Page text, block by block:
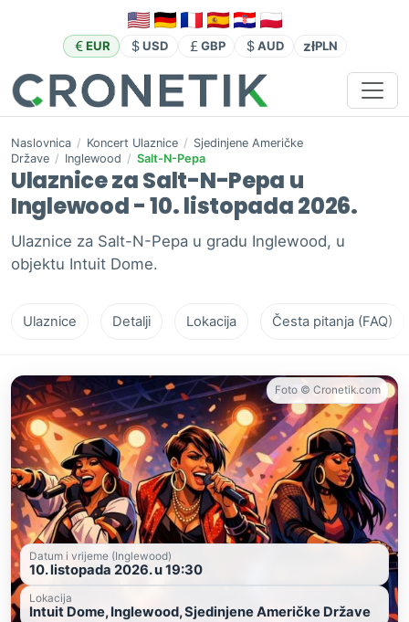
EUR USD GBP AUD złPLN
Naslovnica / Koncert Ulaznice / Sjedinjene Američke
Države / Inglewood / Salt-N-Pepa
Ulaznice za Salt-N-Pepa u
Inglewood - 10. listopada 2026.
Ulaznice za Salt-N-Pepa u gradu Inglewood, u
objektu Intuit Dome.
Ulaznice Detalji Lokacija Česta pitanja (FAQ)
Foto © Cronetik.com
Datum i vrijeme (Inglewood)
10. listopada 2026. u 19:30
Lokacija
Intuit Dome, Inglewood, Sjedinjene Američke Države